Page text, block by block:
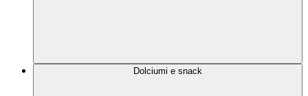
Dolciumi e snack